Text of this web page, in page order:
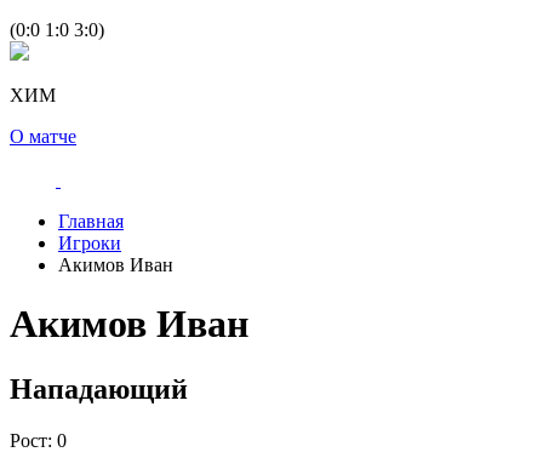
(0:0 1:0 3:0)
ХИМ
О матче
Главная
Игроки
Акимов Иван
Акимов Иван
Нападающий
Рост: 0